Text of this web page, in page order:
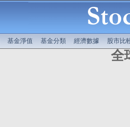
基金淨值 基金分類 經濟數據 股市比
全